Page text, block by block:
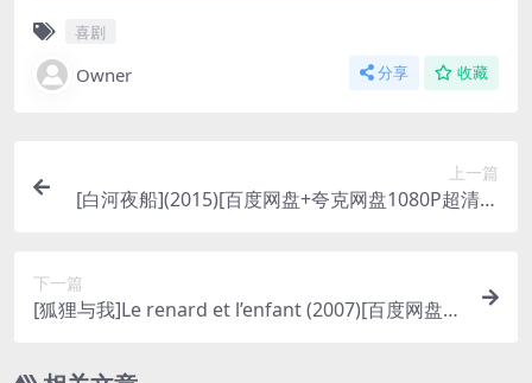
喜剧
Owner 分享 收藏
上一篇
[白河夜船](2015)[百度网盘+夸克网盘1080P超清未
下一篇
[狐狸与我]Le renard et l’enfant (2007)[百度网盘
载][MP4/6GB][中文字幕]